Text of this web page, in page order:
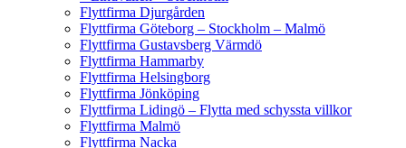
Flyttfirma Djurgården
Flyttfirma Göteborg – Stockholm – Malmö
Flyttfirma Gustavsberg Värmdö
Flyttfirma Hammarby
Flyttfirma Helsingborg
Flyttfirma Jönköping
Flyttfirma Lidingö – Flytta med schyssta villkor
Flyttfirma Malmö
Flyttfirma Nacka